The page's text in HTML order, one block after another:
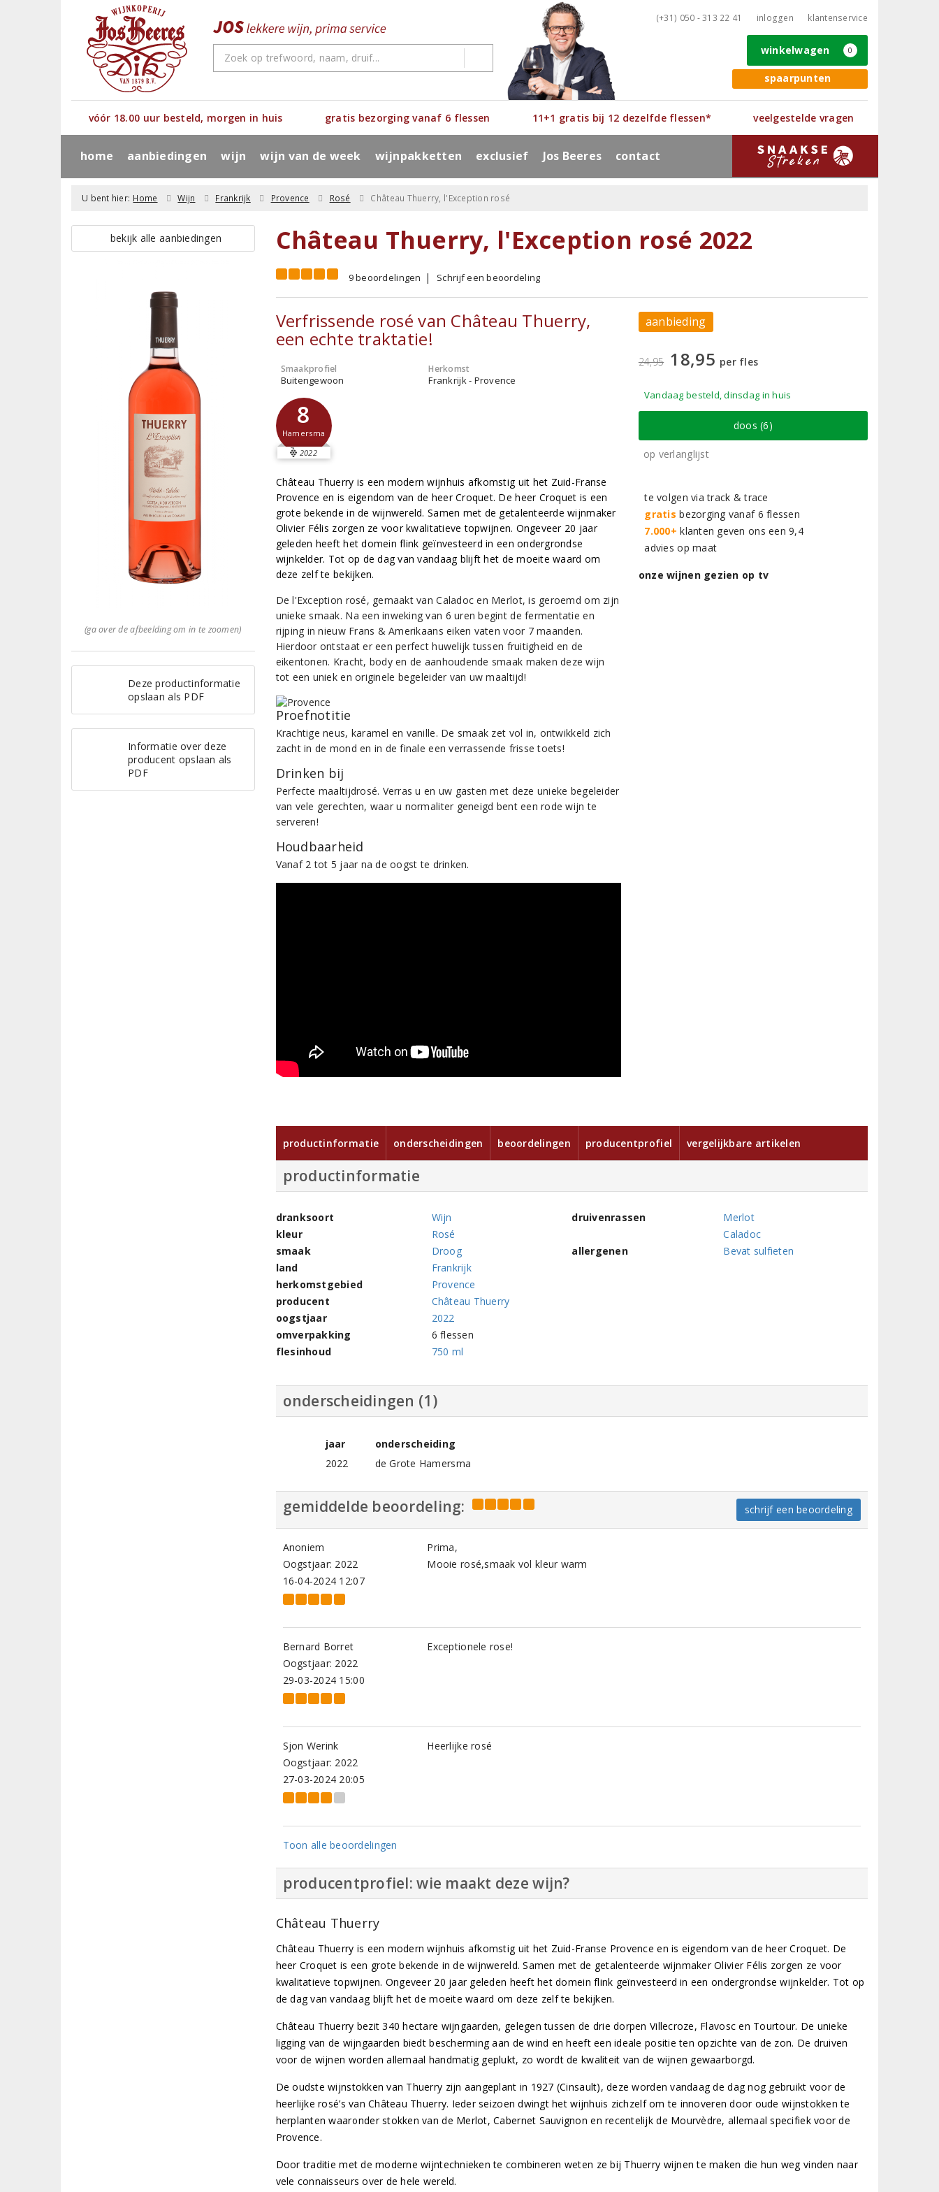
(+31) 050 - 313 22 41 inloggen klantenservice
spaarpunten
winkelwagen 0
vóór 18.00 uur besteld, morgen in huis gratis bezorging vanaf 6 flessen 11+1 gratis bij 12 dezelfde flessen* veelgestelde vragen
home aanbiedingen wijn wijn van de week wijnpakketten exclusief Jos Beeres contact
U bent hier: Home Wijn Frankrijk Provence Rosé Château Thuerry, l'Exception rosé
bekijk alle aanbiedingen
(ga over de afbeelding om in te zoomen)
Deze productinformatie
opslaan als PDF
Informatie over deze
producent opslaan als
PDF
Château Thuerry, l'Exception rosé 2022
9 beoordelingen Schrijf een beoordeling
Verfrissende rosé van Château Thuerry,
een echte traktatie!
Smaakprofiel
Buitengewoon
Herkomst
Frankrijk - Provence
8
Hamersma
2022
Château Thuerry is een modern wijnhuis afkomstig uit het Zuid-Franse
Provence en is eigendom van de heer Croquet. De heer Croquet is een
grote bekende in de wijnwereld. Samen met de getalenteerde wijnmaker
Olivier Félis zorgen ze voor kwalitatieve topwijnen. Ongeveer 20 jaar
geleden heeft het domein flink geïnvesteerd in een ondergrondse
wijnkelder. Tot op de dag van vandaag blijft het de moeite waard om
deze zelf te bekijken.
De l'Exception rosé, gemaakt van Caladoc en Merlot, is geroemd om zijn
unieke smaak. Na een inweking van 6 uren begint de fermentatie en
rijping in nieuw Frans & Amerikaans eiken vaten voor 7 maanden.
Hierdoor ontstaat er een perfect huwelijk tussen fruitigheid en de
eikentonen. Kracht, body en de aanhoudende smaak maken deze wijn
tot een uniek en originele begeleider van uw maaltijd!
Proefnotitie
Krachtige neus, karamel en vanille. De smaak zet vol in, ontwikkeld zich
zacht in de mond en in de finale een verrassende frisse toets!
Drinken bij
Perfecte maaltijdrosé. Verras u en uw gasten met deze unieke begeleider
van vele gerechten, waar u normaliter geneigd bent een rode wijn te
serveren!
Houdbaarheid
Vanaf 2 tot 5 jaar na de oogst te drinken.
aanbieding
24,95 18,95 per fles
Vandaag besteld, dinsdag in huis
doos (6)
op verlanglijst
te volgen via track & trace
gratis bezorging vanaf 6 flessen
7.000+ klanten geven ons een 9,4
advies op maat
onze wijnen gezien op tv
productinformatie onderscheidingen beoordelingen producentprofiel vergelijkbare artikelen
productinformatie
dranksoort
Wijn
kleur
Rosé
smaak
Droog
land
Frankrijk
herkomstgebied
Provence
producent
Château Thuerry
oogstjaar
2022
omverpakking
6 flessen
flesinhoud
750 ml
druivenrassen
Merlot
Caladoc
allergenen
Bevat sulfieten
onderscheidingen (1)
jaar
onderscheiding
2022
de Grote Hamersma
gemiddelde beoordeling: schrijf een beoordeling
Anoniem
Oogstjaar: 2022
16-04-2024 12:07
Prima,
Mooie rosé,smaak vol kleur warm
Bernard Borret
Oogstjaar: 2022
29-03-2024 15:00
Exceptionele rose!
Sjon Werink
Oogstjaar: 2022
27-03-2024 20:05
Heerlijke rosé
Toon alle beoordelingen
producentprofiel: wie maakt deze wijn?
Château Thuerry
Château Thuerry is een modern wijnhuis afkomstig uit het Zuid-Franse Provence en is eigendom van de heer Croquet. De
heer Croquet is een grote bekende in de wijnwereld. Samen met de getalenteerde wijnmaker Olivier Félis zorgen ze voor
kwalitatieve topwijnen. Ongeveer 20 jaar geleden heeft het domein flink geïnvesteerd in een ondergrondse wijnkelder. Tot op
de dag van vandaag blijft het de moeite waard om deze zelf te bekijken.
Château Thuerry bezit 340 hectare wijngaarden, gelegen tussen de drie dorpen Villecroze, Flavosc en Tourtour. De unieke
ligging van de wijngaarden biedt bescherming aan de wind en heeft een ideale positie ten opzichte van de zon. De druiven
voor de wijnen worden allemaal handmatig geplukt, zo wordt de kwaliteit van de wijnen gewaarborgd.
De oudste wijnstokken van Thuerry zijn aangeplant in 1927 (Cinsault), deze worden vandaag de dag nog gebruikt voor de
heerlijke rosé’s van Château Thuerry. Ieder seizoen dwingt het wijnhuis zichzelf om te innoveren door oude wijnstokken te
herplanten waaronder stokken van de Merlot, Cabernet Sauvignon en recentelijk de Mourvèdre, allemaal specifiek voor de
Provence.
Door traditie met de moderne wijntechnieken te combineren weten ze bij Thuerry wijnen te maken die hun weg vinden naar
vele connaisseurs over de hele wereld.